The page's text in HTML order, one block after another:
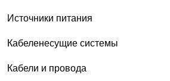
Источники питания
Кабеленесущие системы
Кабели и провода